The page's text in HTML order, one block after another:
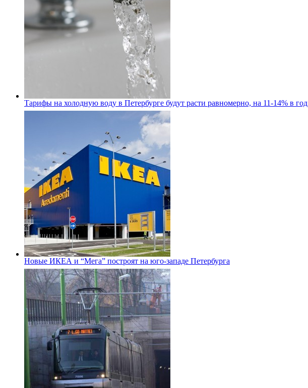
Тарифы на холодную воду в Петербурге будут расти равномерно, на 11-14% в год
Новые ИКЕА и “Мега” построят на юго-западе Петербурга